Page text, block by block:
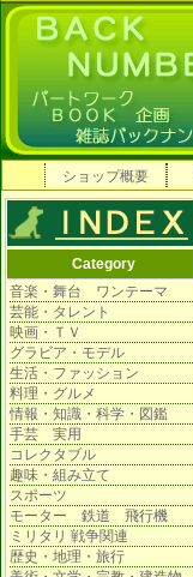
ショップ概要
Category
音楽・舞台 ワンテーマ
芸能・タレント
映画・ＴＶ
グラビア・モデル
生活・ファッション
料理・グルメ
情報・知識・科学・図鑑
手芸 実用
コレクタブル
趣味・組み立て
スポーツ
モーター 鉄道 飛行機
ミリタリ 戦争関連
歴史・地理・旅行